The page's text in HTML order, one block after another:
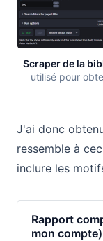
Scraper de la
utilisé pour
J'ai donc
ressemble à
inclure les
Rapport
mon compte)